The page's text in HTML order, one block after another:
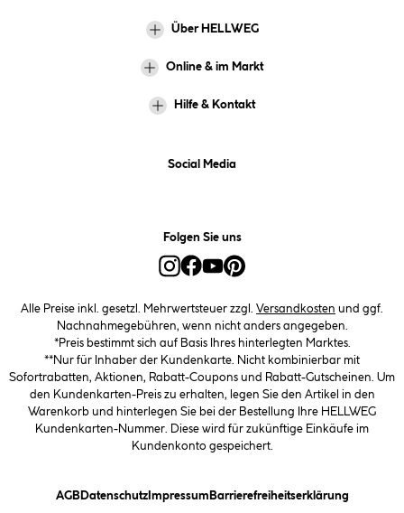
Über HELLWEG
Online & im Markt
Hilfe & Kontakt
Social Media
Folgen Sie uns
Alle Preise inkl. gesetzl. Mehrwertsteuer zzgl. Versandkosten und ggf.
Nachnahmegebühren, wenn nicht anders angegeben.
*Preis bestimmt sich auf Basis Ihres hinterlegten Marktes.
**Nur für Inhaber der Kundenkarte. Nicht kombinierbar mit
Sofortrabatten, Aktionen, Rabatt-Coupons und Rabatt-Gutscheinen. Um
den Kundenkarten-Preis zu erhalten, legen Sie den Artikel in den
Warenkorb und hinterlegen Sie bei der Bestellung Ihre HELLWEG
Kundenkarten-Nummer. Diese wird für zukünftige Einkäufe im
Kundenkonto gespeichert.
AGB(öffnet ein Dialogfeld)
Datenschutz(öffnet ein Dialogfeld)
Impressum(öffnet ein Dialogfeld)
Barrierefreiheitserklärung(öffnet